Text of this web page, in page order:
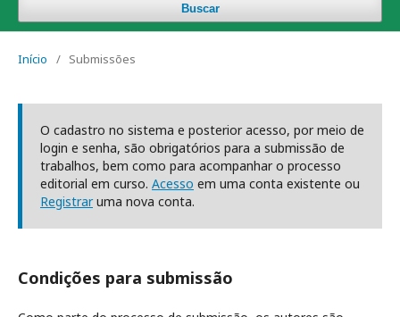
Buscar
Início / Submissões
O cadastro no sistema e posterior acesso, por meio de
login e senha, são obrigatórios para a submissão de
trabalhos, bem como para acompanhar o processo
editorial em curso. Acesso em uma conta existente ou
Registraruma nova conta.
Condições para submissão